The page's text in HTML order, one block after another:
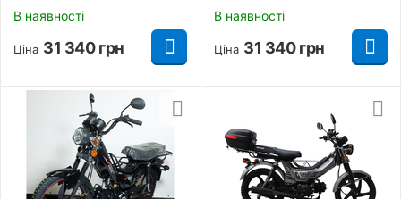
В наявності
Ціна 31 340 грн
В наявності
Ціна 31 340 грн